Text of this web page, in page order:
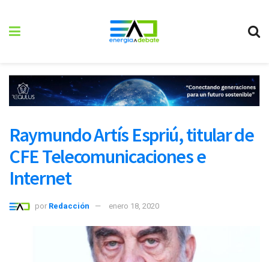
Raymundo Artís Espriú, titular de
CFE Telecomunicaciones e
Internet
por Redacción enero 18, 2020